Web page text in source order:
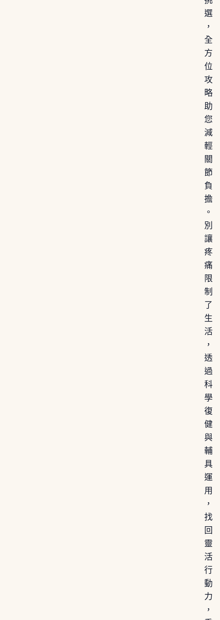
選
，
全
方
位
攻
略
助
您
減
輕
關
節
負
擔
。
別
讓
疼
痛
限
制
了
生
活
，
透
過
科
學
復
健
與
輔
具
運
用
，
找
回
靈
活
行
動
力
，